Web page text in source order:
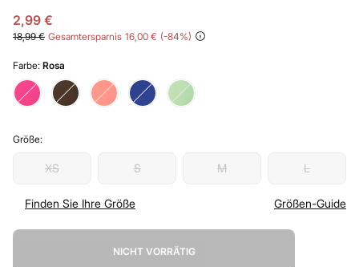
2,99 €
18,99 € Gesamtersparnis 16,00 € 84
Farbe: Rosa
Größe:
XS S M L
Finden Sie Ihre Größe Größen-Guide
NICHT VORRÄTIG